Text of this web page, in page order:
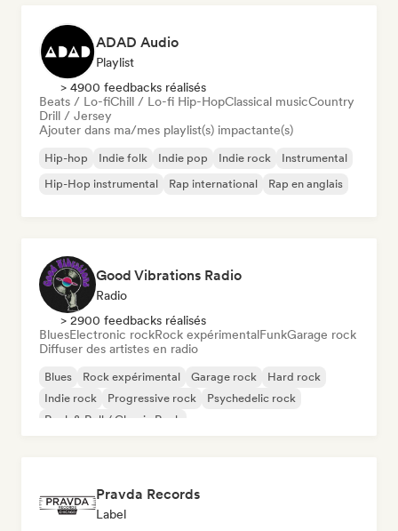
ADAD Audio
Playlist
> 4900 feedbacks réalisés
Beats / Lo-fiChill / Lo-fi Hip-HopClassical musicCountry
Drill / Jersey
Ajouter dans ma/mes playlist(s) impactante(s)
Hip-hop Indie folk Indie pop Indie rock
Instrumental
Hip-Hop instrumental
Rap international Rap en anglais
Good Vibrations Radio
Radio
> 2900 feedbacks réalisés
BluesElectronic rockRock expérimentalFunkGarage rock
Diffuser des artistes en radio
Blues Rock expérimental Garage rock
Hard rock
Indie rock
Progressive rock
Psychedelic rock
Rock & Roll / Classic Rock
Pravda Records
Label